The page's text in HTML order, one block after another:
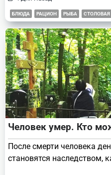
БЛЮДА РАЦИОН РЫБА СТОЛОВАЯ
Человек умер. Кто
После смерти человека
становятся наследством,